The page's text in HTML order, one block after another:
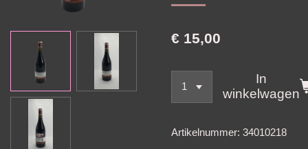
€ 15,00
In
winkelwagen
Artikelnummer: 34010218